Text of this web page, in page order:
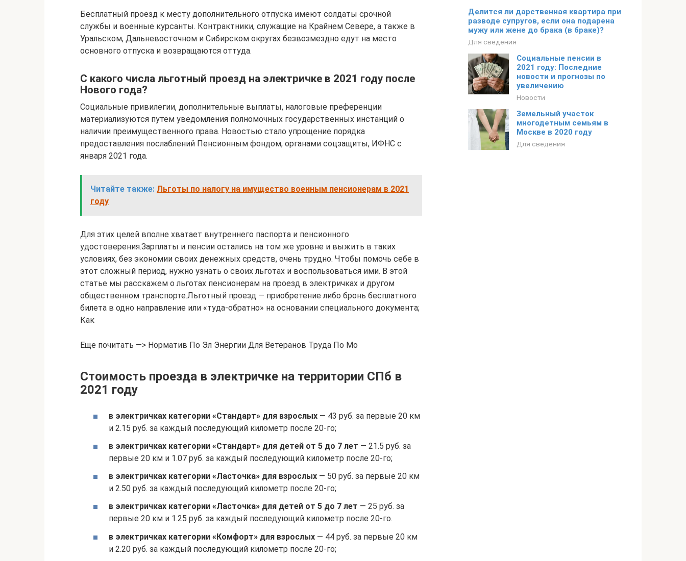
Бесплатный проезд к месту дополнительного отпуска имеют солдаты срочной
службы и военные курсанты. Контрактники, служащие на Крайнем Севере, а также в
Уральском, Дальневосточном и Сибирском округах безвозмездно едут на место
основного отпуска и возвращаются оттуда.
С какого числа льготный проезд на электричке в 2021 году после
Нового года?
Социальные привилегии, дополнительные выплаты, налоговые преференции
материализуются путем уведомления полномочных государственных инстанций о
наличии преимущественного права. Новостью стало упрощение порядка
предоставления послаблений Пенсионным фондом, органами соцзащиты, ИФНС с
января 2021 года.
Читайте также: Льготы по налогу на имущество военным пенсионерам в 2021
году
Для этих целей вполне хватает внутреннего паспорта и пенсионного
удостоверения.Зарплаты и пенсии остались на том же уровне и выжить в таких
условиях, без экономии своих денежных средств, очень трудно. Чтобы помочь себе в
этот сложный период, нужно узнать о своих льготах и воспользоваться ими. В этой
статье мы расскажем о льготах пенсионерам на проезд в электричках и другом
общественном транспорте.Льготный проезд — приобретение либо бронь бесплатного
билета в одно направление или «туда-обратно» на основании специального документа;
Как
Еще почитать —> Норматив По Эл Энергии Для Ветеранов Труда По Мо
Стоимость проезда в электричке на территории СПб в
2021 году
в электричках категории «Стандарт» для взрослых — 43 руб. за первые 20 км
и 2.15 руб. за каждый последующий километр после 20-го;
в электричках категории «Стандарт» для детей от 5 до 7 лет — 21.5 руб. за
первые 20 км и 1.07 руб. за каждый последующий километр после 20-го;
в электричках категории «Ласточка» для взрослых — 50 руб. за первые 20 км
и 2.50 руб. за каждый последующий километр после 20-го;
в электричках категории «Ласточка» для детей от 5 до 7 лет — 25 руб. за
первые 20 км и 1.25 руб. за каждый последующий километр после 20-го.
в электричках категории «Комфорт» для взрослых — 44 руб. за первые 20 км
и 2.20 руб. за каждый последующий километр после 20-го;
Делится ли дарственная квартира при
разводе супругов, если она подарена
мужу или жене до брака (в браке)?
Для сведения
Социальные пенсии в
2021 году: Последние
новости и прогнозы по
увеличению
Новости
Земельный участок
многодетным семьям в
Москве в 2020 году
Для сведения